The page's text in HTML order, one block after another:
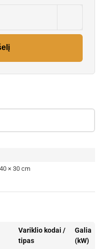
× 30 cm
Variklio kodai /
tipas
Galia
(kW)